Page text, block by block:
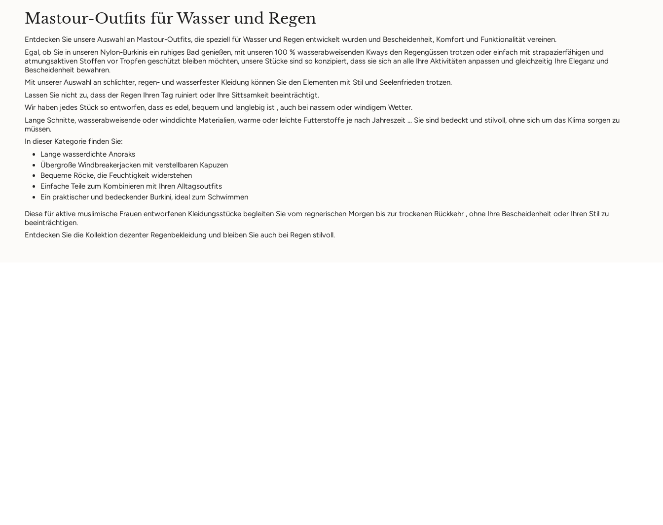
Mastour-Outfits für Wasser und Regen
Entdecken Sie unsere Auswahl an Mastour-Outfits, die speziell für Wasser und Regen entwickelt wurden und Bescheidenheit, Komfort und Funktionalität vereinen.
Egal, ob Sie in unseren Nylon-Burkinis ein ruhiges Bad genießen, mit unseren 100 % wasserabweisenden Kways den Regengüssen trotzen oder einfach mit strapazierfähigen und
atmungsaktiven Stoffen vor Tropfen geschützt bleiben möchten, unsere Stücke sind so konzipiert, dass sie sich an alle Ihre Aktivitäten anpassen und gleichzeitig Ihre Eleganz und
Bescheidenheit bewahren.
Mit unserer Auswahl an schlichter, regen- und wasserfester Kleidung können Sie den Elementen mit Stil und Seelenfrieden trotzen.
Lassen Sie nicht zu, dass der Regen Ihren Tag ruiniert oder Ihre Sittsamkeit beeinträchtigt.
Wir haben jedes Stück so entworfen, dass es edel, bequem und langlebig ist , auch bei nassem oder windigem Wetter.
Lange Schnitte, wasserabweisende oder winddichte Materialien, warme oder leichte Futterstoffe je nach Jahreszeit ... Sie sind bedeckt und stilvoll, ohne sich um das Klima sorgen zu
müssen.
In dieser Kategorie finden Sie:
Lange wasserdichte Anoraks
Übergroße Windbreakerjacken mit verstellbaren Kapuzen
Bequeme Röcke, die Feuchtigkeit widerstehen
Einfache Teile zum Kombinieren mit Ihren Alltagsoutfits
Ein praktischer und bedeckender Burkini, ideal zum Schwimmen
Diese für aktive muslimische Frauen entworfenen Kleidungsstücke begleiten Sie vom regnerischen Morgen bis zur trockenen Rückkehr , ohne Ihre Bescheidenheit oder Ihren Stil zu
beeinträchtigen.
Entdecken Sie die Kollektion dezenter Regenbekleidung und bleiben Sie auch bei Regen stilvoll.